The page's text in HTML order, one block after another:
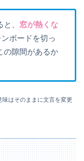
、 窓が熱くな
ボードを切っ
の隙間があるか
はそのままに文言を変更